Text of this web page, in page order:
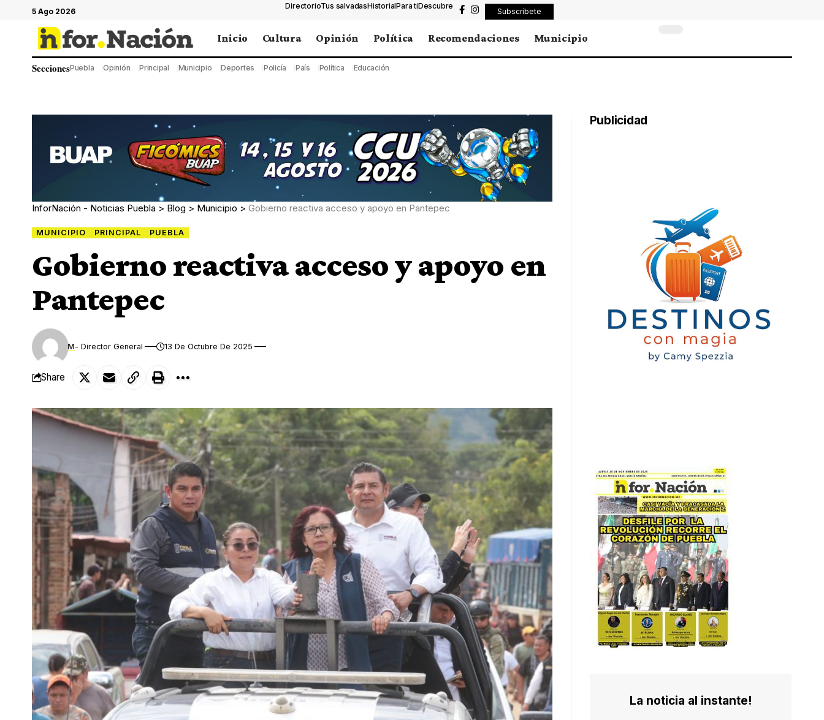
5 Ago 2026
DirectorioTus salvadasHistorialPara tiDescubre
Subscríbete
Inicio Cultura Opinión Política Recomendaciones Municipio
SeccionesPuebla Opinión Principal Municipio Deportes Policía País Política Educación
InforNación - Noticias Puebla > Blog > Municipio > Gobierno reactiva acceso y apoyo en Pantepec
MUNICIPIO PRINCIPAL PUEBLA
Gobierno reactiva acceso y apoyo en
Pantepec
M- Director General 13 De Octubre De 2025
Share
Publicidad
La noticia al instante!